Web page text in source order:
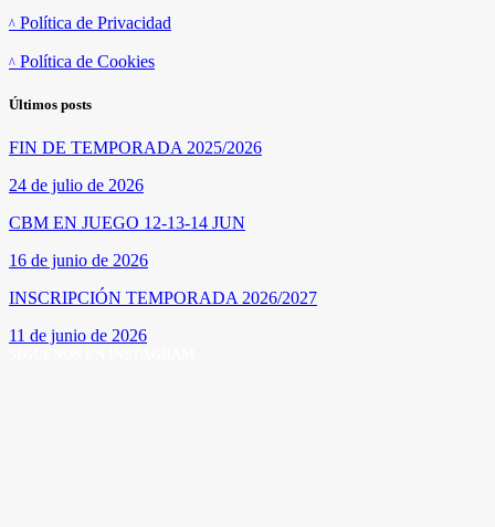
Política de Privacidad
Política de Cookies
Últimos posts
FIN DE TEMPORADA 2025/2026
24 de julio de 2026
CBM EN JUEGO 12-13-14 JUN
16 de junio de 2026
INSCRIPCIÓN TEMPORADA 2026/2027
11 de junio de 2026